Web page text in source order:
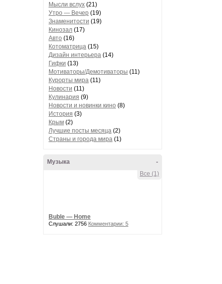
Мысли вслух (21)
Утро — Вечер (19)
Знаменитости (19)
Кинозал (17)
Авто (16)
Котоматрица (15)
Дизайн интерьера (14)
Гифки (13)
Мотиваторы/Демотиваторы (11)
Курорты мира (11)
Новости (11)
Кулинария (9)
Новости и новинки кино (8)
История (3)
Крым (2)
Лучшие посты месяца (2)
Страны и города мира (1)
-
Музыка
Все (1)
Buble — Home
Слушали: 2756 Комментарии: 5